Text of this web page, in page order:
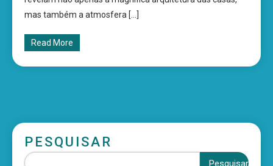
mas também a atmosfera […]
Read More
PESQUISAR
Pesquisar